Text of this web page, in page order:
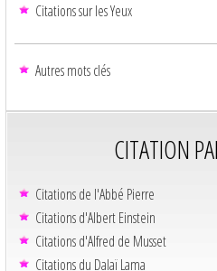
Citations sur les Yeux
Autres mots clés
CITATION
Citations de l'Abbé Pierre
Citations d'Albert Einstein
Citations d'Alfred de Musset
Citations du Dalaï Lama